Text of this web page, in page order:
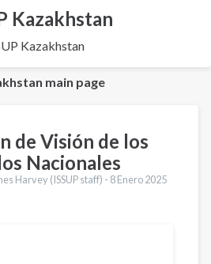
Kazakhstan
Kazakhstan
main page
de Visión de los
Nacionales
Harvey (ISSUP staff) - 8 Enero 2025